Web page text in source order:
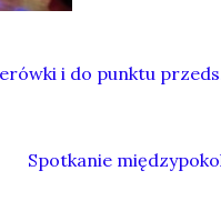
i do punktu
Spotkanie